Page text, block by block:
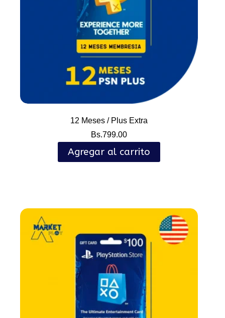
12 Meses / Plus Extra
Bs.799.00
Agregar al carrito